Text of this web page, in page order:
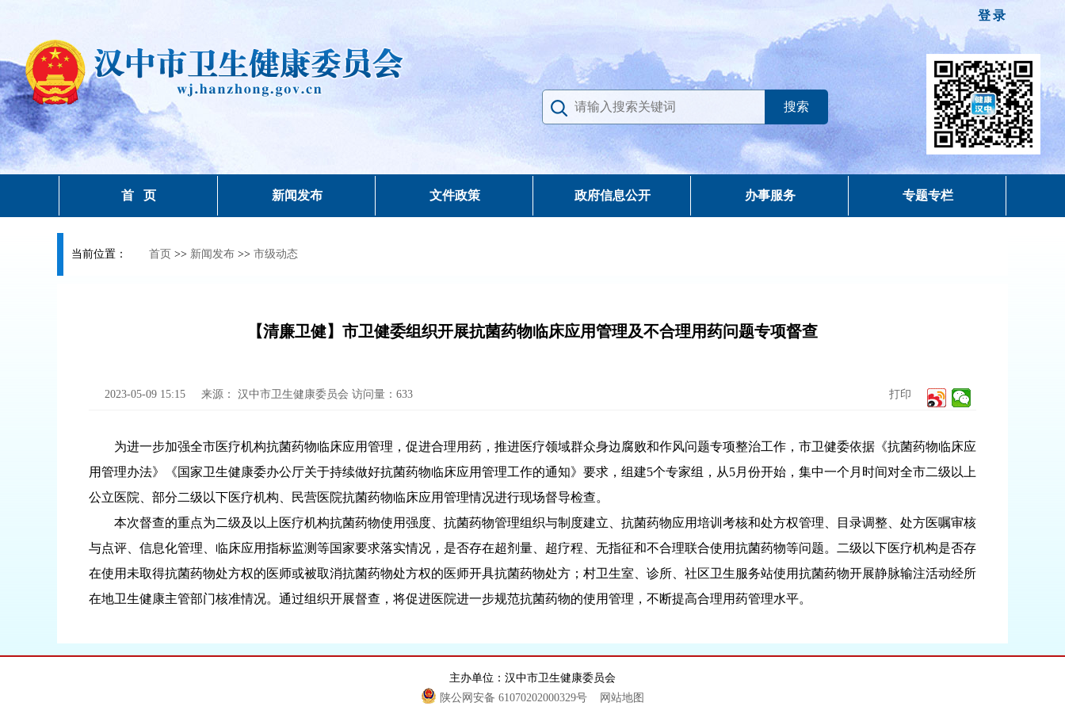
登录
首 页 新闻发布 文件政策 政府信息公开 办事服务 专题专栏
当前位置： 首页 >> 新闻发布 >> 市级动态
【清廉卫健】市卫健委组织开展抗菌药物临床应用管理及不合理用药问题专项督查
2023-05-09 15:15 来源： 汉中市卫生健康委员会 访问量： 633 打印
为进一步加强全市医疗机构抗菌药物临床应用管理，促进合理用药，推进医疗领域群众身边腐败和作风问题专项整治工作，市卫健委依据《抗菌药物临床应
用管理办法》《国家卫生健康委办公厅关于持续做好抗菌药物临床应用管理工作的通知》要求，组建5个专家组，从5月份开始，集中一个月时间对全市二级以上
公立医院、部分二级以下医疗机构、民营医院抗菌药物临床应用管理情况进行现场督导检查。
本次督查的重点为二级及以上医疗机构抗菌药物使用强度、抗菌药物管理组织与制度建立、抗菌药物应用培训考核和处方权管理、目录调整、处方医嘱审核
与点评、信息化管理、临床应用指标监测等国家要求落实情况，是否存在超剂量、超疗程、无指征和不合理联合使用抗菌药物等问题。二级以下医疗机构是否存
在使用未取得抗菌药物处方权的医师或被取消抗菌药物处方权的医师开具抗菌药物处方；村卫生室、诊所、社区卫生服务站使用抗菌药物开展静脉输注活动经所
在地卫生健康主管部门核准情况。通过组织开展督查，将促进医院进一步规范抗菌药物的使用管理，不断提高合理用药管理水平。
主办单位：汉中市卫生健康委员会
陕公网安备 61070202000329号
网站地图